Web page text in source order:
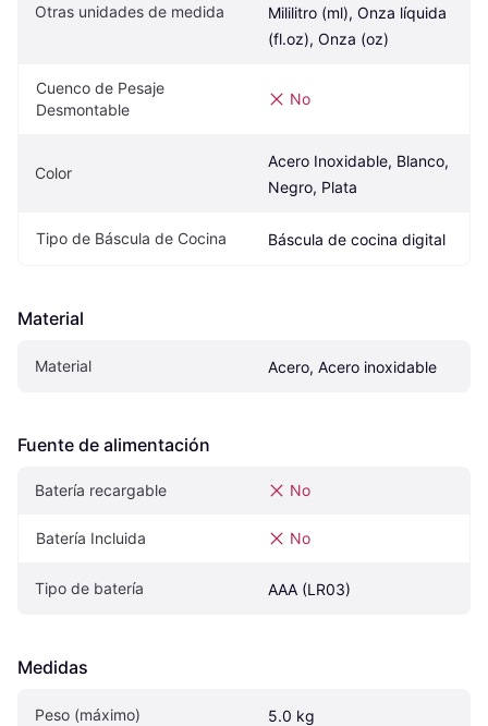
Otras unidades de medida
Mililitro (ml), Onza líquida
(fl.oz), Onza (oz)
Cuenco de Pesaje
Desmontable
No
Color
Acero Inoxidable, Blanco,
Negro, Plata
Tipo de Báscula de Cocina Báscula de cocina digital
Material
Material Acero, Acero inoxidable
Fuente de alimentación
Batería recargable No
Batería Incluida No
Tipo de batería AAA (LR03)
Medidas
Peso (máximo) 5.0 kg